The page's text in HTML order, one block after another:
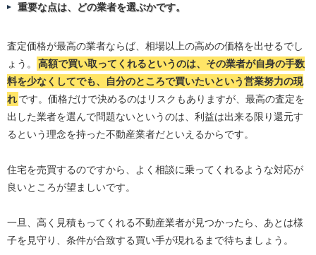
重要な点は、どの業者を選ぶかです。
査定価格が最高の業者ならば、相場以上の高めの価格を出せるでし
ょう。
高額で買い取ってくれるというのは、その業者が自身の手数
料を少なくしてでも、自分のところで買いたいという営業努力の現
れです。価格だけで決めるのはリスクもありますが、最高の査定を
出した業者を選んで問題ないというのは、利益は出来る限り還元す
るという理念を持った不動産業者だといえるからです。
住宅を売買するのですから、よく相談に乗ってくれるような対応が
良いところが望ましいです。
一旦、高く見積もってくれる不動産業者が見つかったら、あとは様
子を見守り、条件が合致する買い手が現れるまで待ちましょう。